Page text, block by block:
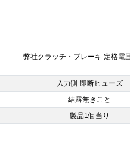
弊社クラッチ・ブレーキ 定格電圧
入力側 即断ヒューズ
結露無きこと
製品1個当り